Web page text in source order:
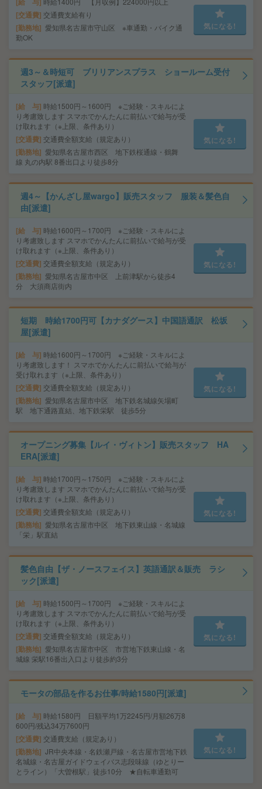
交通費 交通費支給有り
勤務地 愛知県名古屋市守山区 ※車通勤・バイク通
勤OK
気になる!
週3～＆時短可 ブリリアンスプラス ショールーム受付
スタッフ[派遣]
給 与 時給1500円～1600円 ※ご経験・スキルによ
り考慮致します スマホでかんたんに前払いで給与が受
け取れます（※上限、条件あり）
交通費 交通費全額支給（規定あり）
勤務地 愛知県名古屋市西区 地下鉄桜通線・鶴舞
線 丸の内駅 8番出口より徒歩8分
気になる!
週4～【かんざし屋wargo】販売スタッフ 服装＆髪色自
由[派遣]
給 与 時給1600円～1700円 ※ご経験・スキルによ
り考慮致します スマホでかんたんに前払いで給与が受
け取れます（※上限、条件あり）
交通費 交通費全額支給（規定あり）
勤務地 愛知県名古屋市中区 上前津駅から徒歩4
分 大須商店街内
気になる!
短期 時給1700円可【カナダグース】中国語通訳 松坂
屋[派遣]
給 与 時給1600円～1700円 ※ご経験・スキルによ
り考慮致します！ スマホでかんたんに前払いで給与が
受け取れます（※上限、条件あり）
交通費 交通費全額支給（規定あり）
勤務地 愛知県名古屋市中区 地下鉄名城線矢場町
駅 地下通路直結、地下鉄栄駅 徒歩5分
気になる!
オープニング募集【ルイ・ヴィトン】販売スタッフ HA
ERA[派遣]
給 与 時給1700円～1750円 ※ご経験・スキルによ
り考慮致します スマホでかんたんに前払いで給与が受
け取れます（※上限、条件あり）
交通費 交通費全額支給（規定あり）
勤務地 愛知県名古屋市中区 地下鉄東山線・名城線
「栄」駅直結
気になる!
髪色自由【ザ・ノースフェイス】英語通訳＆販売 ラシ
ック[派遣]
給 与 時給1500円～1700円 ※ご経験・スキルによ
り考慮致します スマホでかんたんに前払いで給与が受
け取れます（※上限、条件あり）
交通費 交通費全額支給（規定あり）
勤務地 愛知県名古屋市中区 市営地下鉄東山線・名
城線 栄駅16番出入口より徒歩約3分
気になる!
モータの部品を作るお仕事/時給1580円[派遣]
給 与 時給1580円 日額平均1万2245円/月額26万8
600円/残込34万7600円
交通費 交通費支給（規定あり）
勤務地 JR中央本線・名鉄瀬戸線・名古屋市営地下鉄
名城線・名古屋ガイドウェイバス志段味線（ゆとりー
とライン）「大曽根駅」徒歩10分 ★自転車通勤可
気になる!